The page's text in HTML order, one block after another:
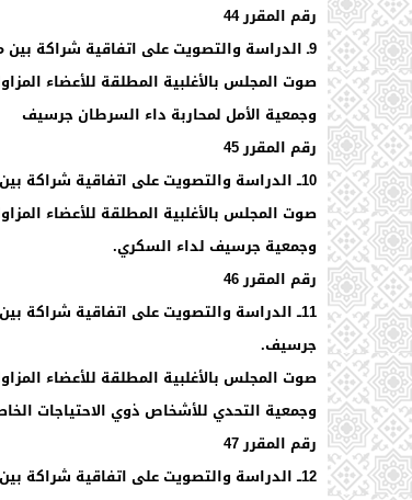
رقم المقرر 44
9ـ الدراسة والتصويت على اتفاقية شراكة بين مجلس جماعة جرسيف وجمعية الأمل لمحاربة داء السرطان جرسيف
وجمعية الأمل لمحاربة داء السرطان جرسيف
رقم المقرر 45
10ــ الدراسة والتصويت على اتفاقية شراكة بين مجلس جماعة جرسيف وجمعية جرسيف لداء السكري.
وجمعية جرسيف لداء السكري.
رقم المقرر 46
11ــ الدراسة والتصويت على اتفاقية
جرسيف.
وجمعية التحدي للأشخاص ذوي الاحتياجات
رقم المقرر 47
12ــ الدراسة والتصويت على اتفاقية شراكة بين مجلس جماعة جرسيف وجمعية حسنية جرسيف لكرة القدم النسوية.